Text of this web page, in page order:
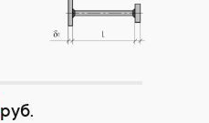
руб.